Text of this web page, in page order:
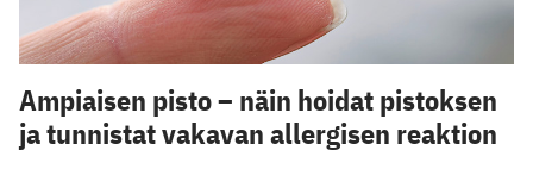
Ampiaisen pisto – näin hoidat pistoksen
ja tunnistat vakavan allergisen reaktion